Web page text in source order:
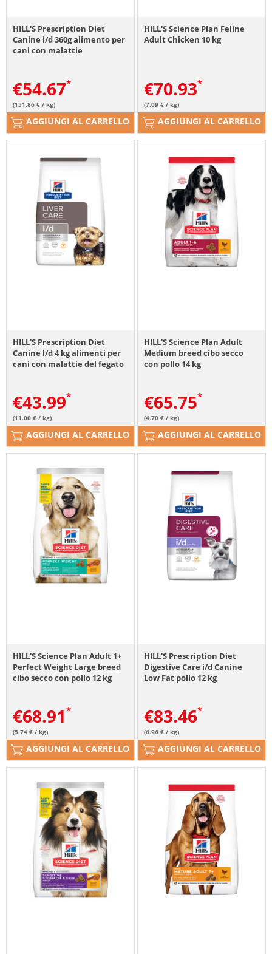
HILL'S Prescription Diet
Canine i/d 360g alimento per
cani con malattie
€54.67
(151.86 € / kg)
AGGIUNGI AL CARRELLO
HILL'S Science Plan Feline
Adult Chicken 10 kg
€70.93
(7.09 € / kg)
AGGIUNGI AL CARRELLO
HILL'S Prescription Diet
Canine l/d 4 kg alimenti per
cani con malattie del fegato
€43.99
(11.00 € / kg)
AGGIUNGI AL CARRELLO
HILL'S Science Plan Adult
Medium breed cibo secco
con pollo 14 kg
€65.75
(4.70 € / kg)
AGGIUNGI AL CARRELLO
HILL'S Science Plan Adult 1+
Perfect Weight Large breed
cibo secco con pollo 12 kg
€68.91
(5.74 € / kg)
AGGIUNGI AL CARRELLO
HILL'S Prescription Diet
Digestive Care i/d Canine
Low Fat pollo 12 kg
€83.46
(6.96 € / kg)
AGGIUNGI AL CARRELLO